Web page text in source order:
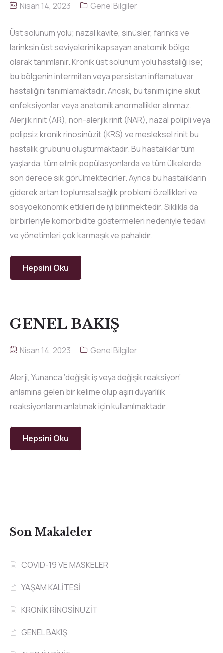
Nisan 14, 2023 Genel Bilgiler
Üst solunum yolu; nazal kavite, sinüsler, farinks ve
larinksin üst seviyelerini kapsayan anatomik bölge
olarak tanımlanır. Kronik üst solunum yolu hastalığı ise;
bu bölgenin intermitan veya persistan inflamatuvar
hastalığını tanımlamaktadır. Ancak, bu tanım içine akut
enfeksiyonlar veya anatomik anormallikler alınmaz.
Alerjik rinit (AR), non-alerjik rinit (NAR), nazal polipli veya
polipsiz kronik rinosinüzit (KRS) ve mesleksel rinit bu
hastalık grubunu oluşturmaktadır. Bu hastalıklar tüm
yaşlarda, tüm etnik popülasyonlarda ve tüm ülkelerde
son derece sık görülmektedirler. Ayrıca bu hastalıkların
giderek artan toplumsal sağlık problemi özellikleri ve
sosyoekonomik etkileri de iyi bilinmektedir. Sıklıkla da
birbirleriyle komorbidite göstermeleri nedeniyle tedavi
ve yönetimleri çok karmaşık ve pahalıdır.
Hepsini Oku
GENEL BAKIŞ
Nisan 14, 2023 Genel Bilgiler
Alerji, Yunanca ‘değişik iş veya değişik reaksiyon’
anlamına gelen bir kelime olup aşırı duyarlılık
reaksiyonlarını anlatmak için kullanılmaktadır.
Hepsini Oku
Son Makaleler
COVID-19 VE MASKELER
YAŞAM KALİTESİ
KRONİK RİNOSİNUZİT
GENEL BAKIŞ